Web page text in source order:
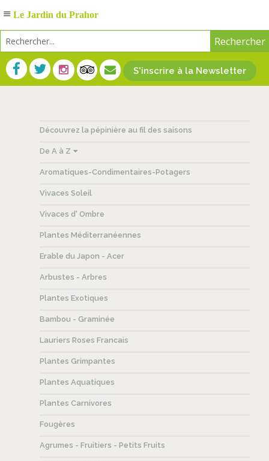
S'inscrire à la Newsletter
Découvrez la pépinière au fil des saisons
De A à Z
Aromatiques-Condimentaires-Potagers
Vivaces Soleil
Vivaces d' Ombre
Plantes Méditerranéennes
Erable du Japon - Acer
Arbustes - Arbres
Plantes Exotiques
Bambou - Graminée
Lauriers Roses Francais
Plantes Grimpantes
Plantes Aquatiques
Plantes Carnivores
Fougères
Agrumes - Fruitiers - Petits Fruits
Le Jardin du Prahor